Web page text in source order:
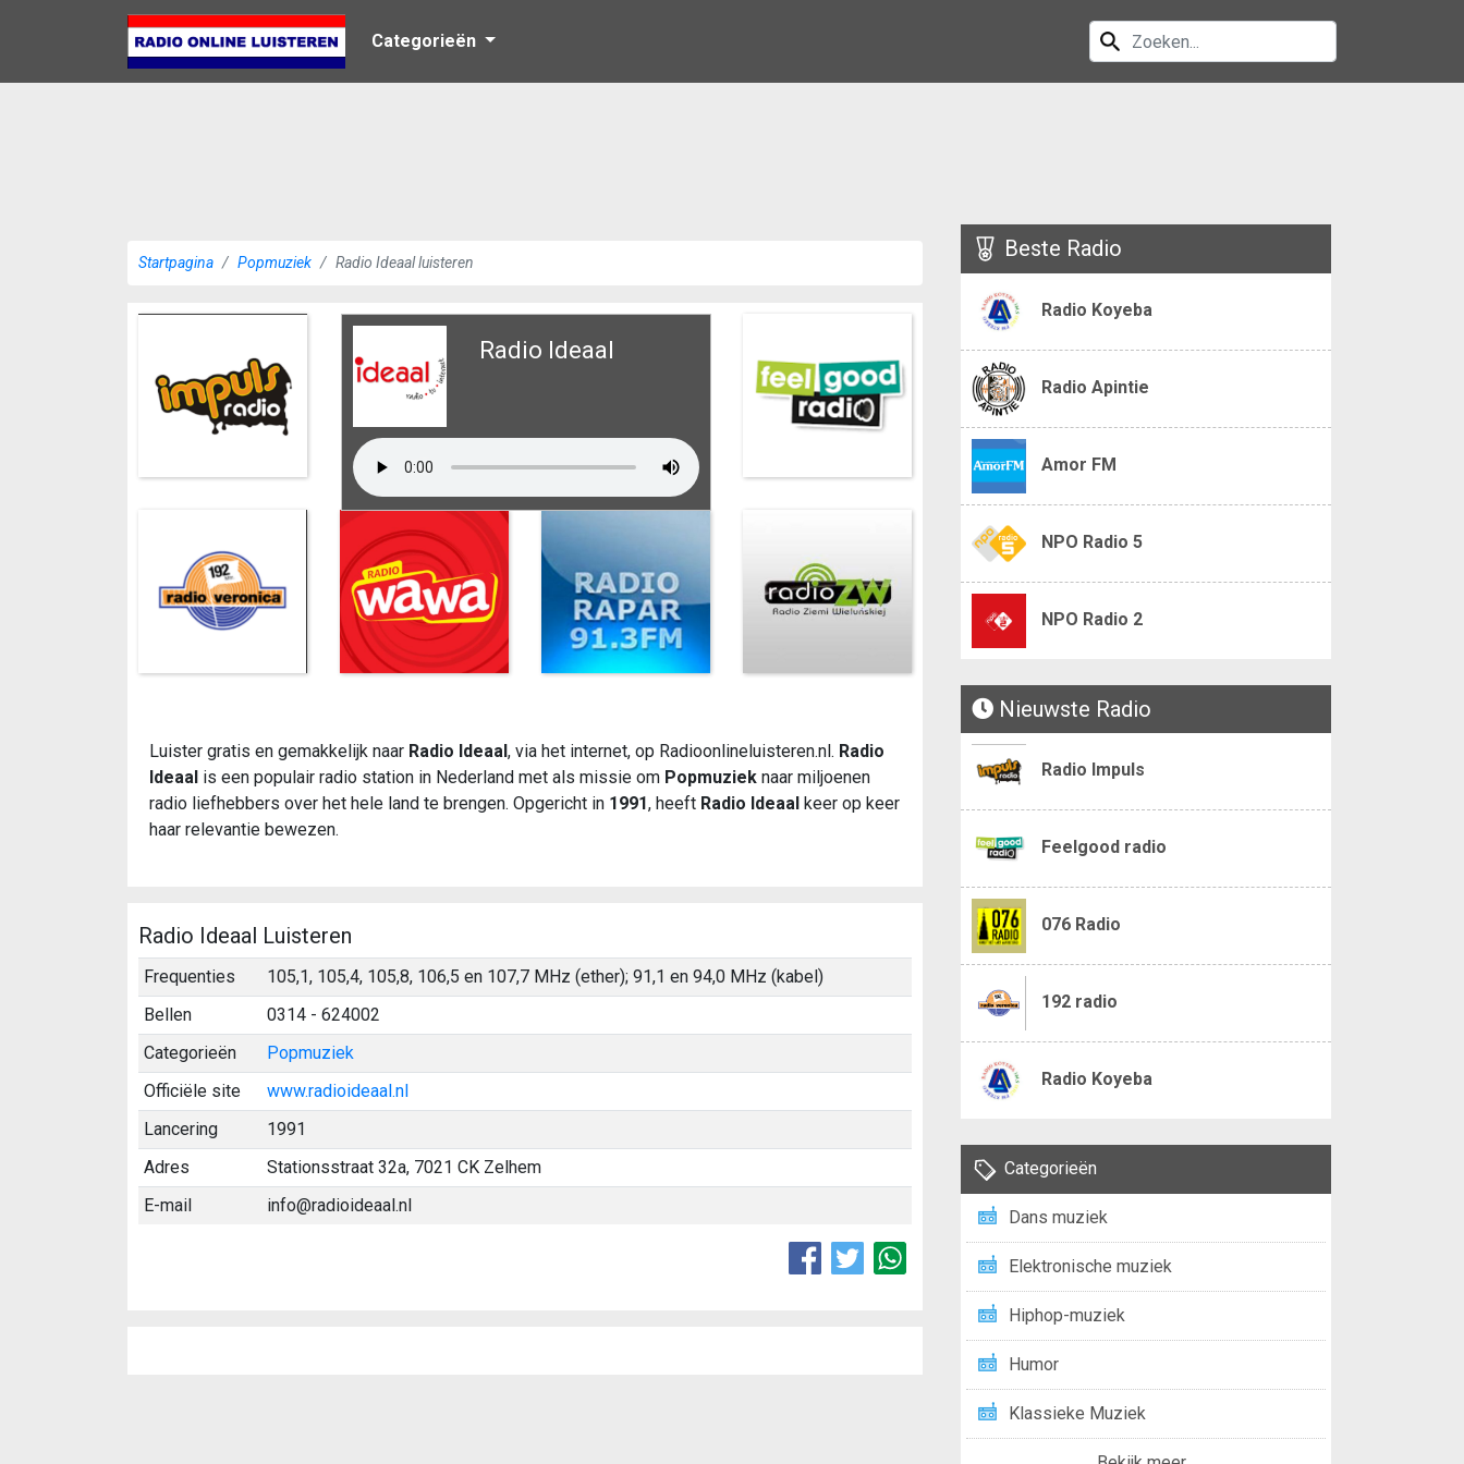
Categorieën
Startpagina Popmuziek Radio Ideaal luisteren
Radio Ideaal
Luister gratis en gemakkelijk naar Radio Ideaal, via het internet, op Radioonlineluisteren.nl. Radio
Ideaal is een populair radio station in Nederland met als missie om Popmuziek naar miljoenen
radio liefhebbers over het hele land te brengen. Opgericht in 1991, heeft Radio Ideaal keer op keer
haar relevantie bewezen.
Radio Ideaal Luisteren
Frequenties
105,1, 105,4, 105,8, 106,5 en 107,7 MHz (ether); 91,1 en 94,0 MHz (kabel)
Bellen
0314 - 624002
Categorieën
Popmuziek
Officiële site
www.radioideaal.nl
Lancering
1991
Adres
Stationsstraat 32a, 7021 CK Zelhem
E-mail
info@radioideaal.nl
Beste Radio
Radio Koyeba
Radio Apintie
Amor FM
NPO Radio 5
NPO Radio 2
Nieuwste Radio
Radio Impuls
Feelgood radio
076 Radio
192 radio
Radio Koyeba
Categorieën
Dans muziek
Elektronische muziek
Hiphop-muziek
Humor
Klassieke Muziek